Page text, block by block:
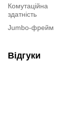
Комутаційна
здатність
Jumbo-фрейм
Відгуки